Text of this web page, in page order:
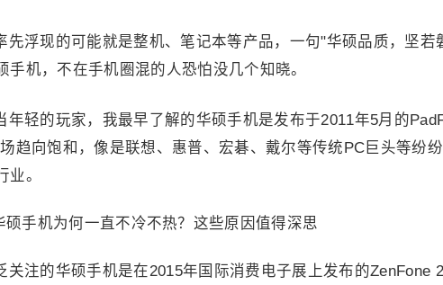
先浮现的可能就是整机、笔记本等产品，一句"华硕品质，坚若
机，不在手机圈混的人恐怕没几个知晓。
轻的玩家，我最早了解的华硕手机是发布于2011年5月的
趋向饱和，像是联想、惠普、宏碁、戴尔等传统PC巨头等纷纷
业。
关注的华硕手机是在2015年国际消费电子展上发布的ZenFone